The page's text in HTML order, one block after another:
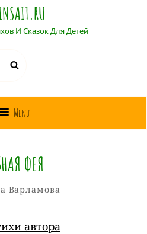
И Сказок Для Детей
Menu
ФЕЯ
ВарламоваТатьяна
автора